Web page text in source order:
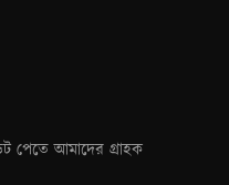
পেতে আমাদের গ্রাহক